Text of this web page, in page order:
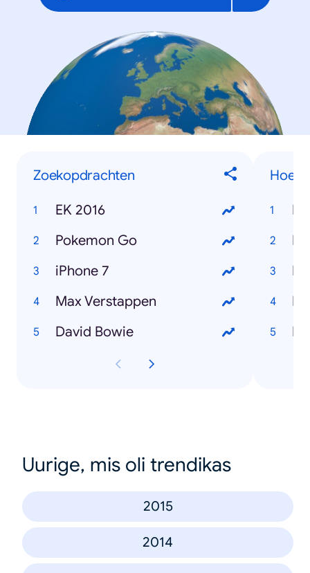
Zoekopdrachten
EK 2016
Pokemon Go
iPhone 7
Max Verstappen
David Bowie
Hoe
Uurige, mis oli trendikas
2015
2014